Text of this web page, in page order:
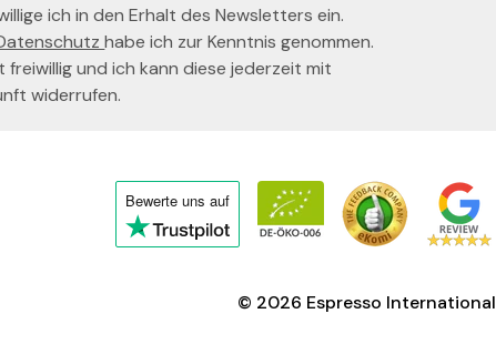
ich in den Erhalt des Newsletters ein.
habe ich zur Kenntnis genommen.
freiwillig und ich kann diese jederzeit mit
widerrufen.
Bewerte uns auf
Click
to
© 2026 Espresso International